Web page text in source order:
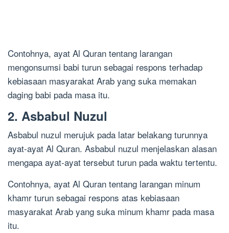
Contohnya, ayat Al Quran tentang larangan
mengonsumsi babi turun sebagai respons terhadap
kebiasaan masyarakat Arab yang suka memakan
daging babi pada masa itu.
2. Asbabul Nuzul
Asbabul nuzul merujuk pada latar belakang turunnya
ayat-ayat Al Quran. Asbabul nuzul menjelaskan alasan
mengapa ayat-ayat tersebut turun pada waktu tertentu.
Contohnya, ayat Al Quran tentang larangan minum
khamr turun sebagai respons atas kebiasaan
masyarakat Arab yang suka minum khamr pada masa
itu.